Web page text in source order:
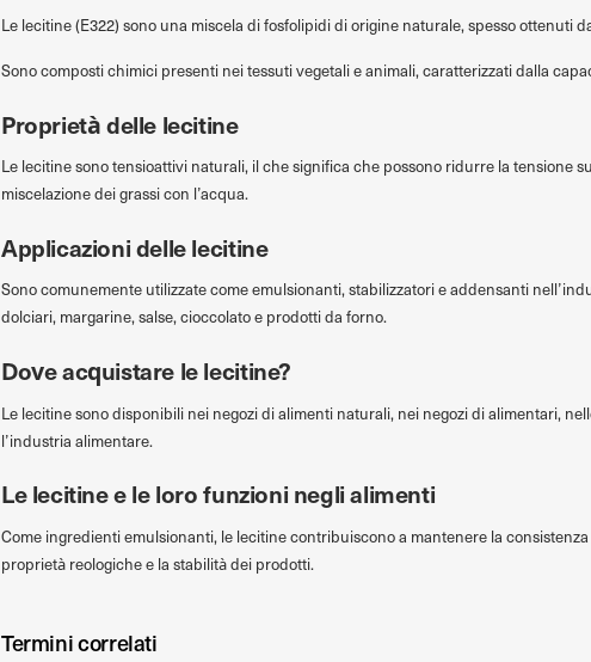
Le lecitine (E322) sono una miscela di fosfolipidi di origine naturale, spesso ottenuti
Sono composti chimici presenti nei tessuti vegetali e animali, caratterizzati dalla
Proprietà delle lecitine
Le lecitine sono tensioattivi naturali, il che significa che possono ridurre la tensione
miscelazione dei grassi con l’acqua.
Applicazioni delle lecitine
Sono comunemente utilizzate come emulsionanti, stabilizzatori e addensanti
dolciari, margarine, salse, cioccolato e prodotti da forno.
Dove acquistare le lecitine?
Le lecitine sono disponibili nei negozi di alimenti naturali, nei negozi di alimentari,
l’industria alimentare.
Le lecitine e le loro funzioni negli alimenti
Come ingredienti emulsionanti, le lecitine contribuiscono a mantenere la
proprietà reologiche e la stabilità dei prodotti.
Termini correlati